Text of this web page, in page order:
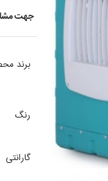
جهت
برند
رنگ
گارانتی